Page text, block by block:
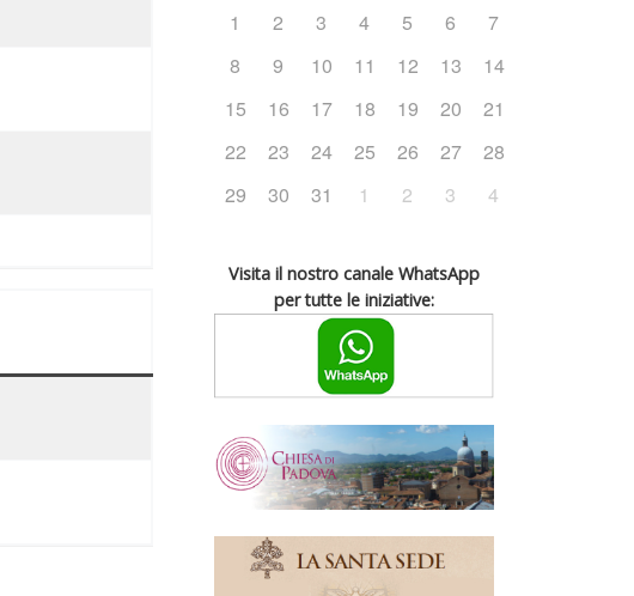
1 2 3 4 5 6
7
8
9 10 11 12 13
14
15
16 17 18 19 20
21
22
23 24 25 26 27
28
29
30 31 1 2 3 4
Visita il nostro canale WhatsApp
per tutte le iniziative: